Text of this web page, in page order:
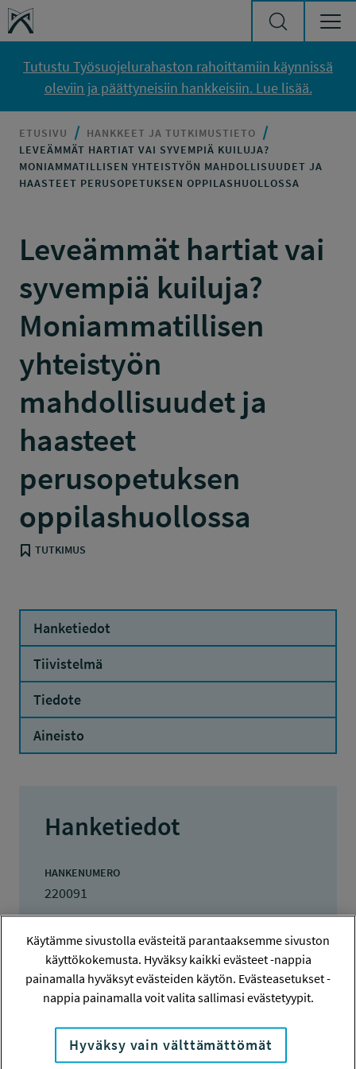
Siirry sisältöön
Työsuojelurahasto
Tutustu Työsuojelurahaston rahoittamiin käynnissä
oleviin ja päättyneisiin hankkeisiin. Lue lisää.
ETUSIVU
HANKKEET JA TUTKIMUSTIETO
LEVEÄMMÄT HARTIAT VAI SYVEMPIÄ KUILUJA?
MONIAMMATILLISEN YHTEISTYÖN MAHDOLLISUUDET JA
HAASTEET PERUSOPETUKSEN OPPILASHUOLLOSSA
Leveämmät hartiat vai
syvempiä kuiluja?
Moniammatillisen
yhteistyön
mahdollisuudet ja
haasteet
perusopetuksen
oppilashuollossa
TUTKIMUS
Hanketiedot
Tiivistelmä
Tiedote
Aineisto
Hanketiedot
HANKENUMERO
220091
Vaasan Yliopisto
TOTEUTTAJA
Vaasan Yliopisto
LISÄTIETOJA
Harri Jalonen
Käytämme sivustolla evästeitä parantaaksemme sivuston
käyttökokemusta. Hyväksy kaikki evästeet -nappia
painamalla hyväksyt evästeiden käytön. Evästeasetukset -
nappia painamalla voit valita sallimasi evästetyypit.
Hyväksy vain välttämättömät